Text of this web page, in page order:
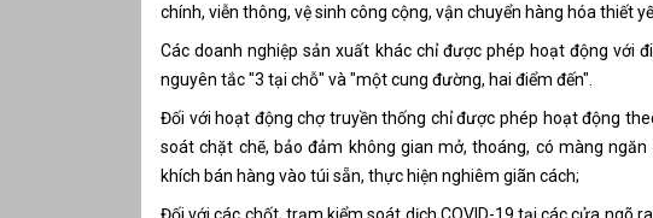
chính, viễn thông, vệ sinh công cộng, vận chuyển hàng hóa thiết
Các doanh nghiệp sản xuất khác chỉ được phép hoạt động với
nguyên tắc "3 tại chỗ" và "một cung đường, hai điểm đến".
Đối với hoạt động chợ truyền thống chỉ được phép hoạt động
soát chặt chẽ, bảo đảm không gian mở, thoáng, có màng
khích bán hàng vào túi sẵn, thực hiện nghiêm giãn cách;